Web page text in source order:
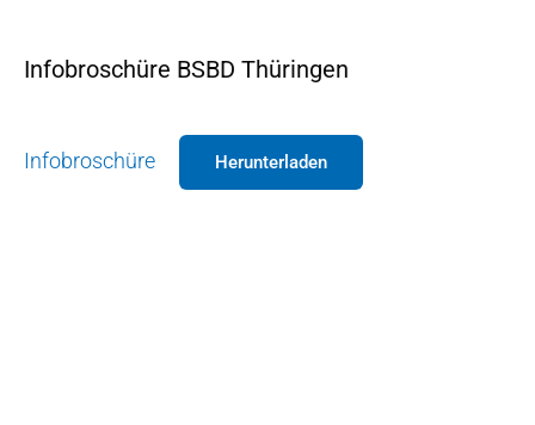
Infobroschüre BSBD Thüringen
Infobroschüre Herunterladen